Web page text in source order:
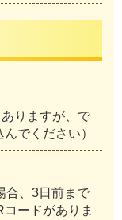
りますが、で
でください）
合、3日前まで
ードがありま